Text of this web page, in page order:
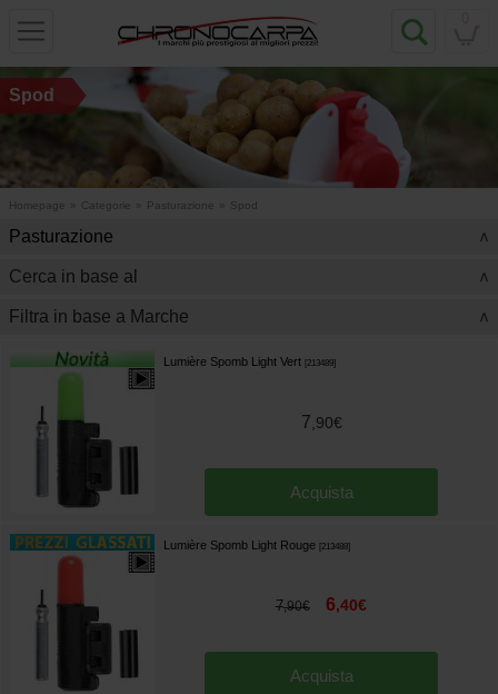
Spod
Homepage Categorie Pasturazione Spod
Pasturazione >
Cerca in base al >
Filtra in base a Marche >
Lumière Spomb Light Vert [213489]
7 90€
Acquista
Lumière Spomb Light Rouge [213488]
7,90€ 6,40€
Acquista